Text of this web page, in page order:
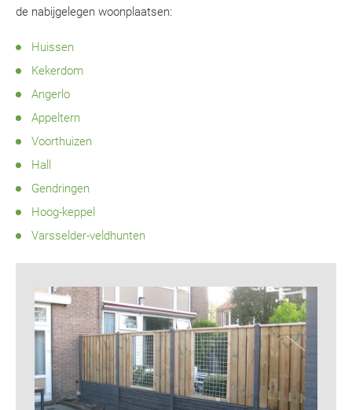
de nabijgelegen woonplaatsen:
Huissen
Kekerdom
Angerlo
Appeltern
Voorthuizen
Hall
Gendringen
Hoog-keppel
Varsselder-veldhunten